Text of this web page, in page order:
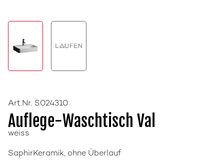
Art.Nr. S024310
Auflege-Waschtisch Val
weiss
SaphirKeramik, ohne Überlauf